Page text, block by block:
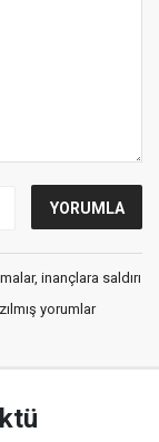
inançlara saldırı
yorumlar